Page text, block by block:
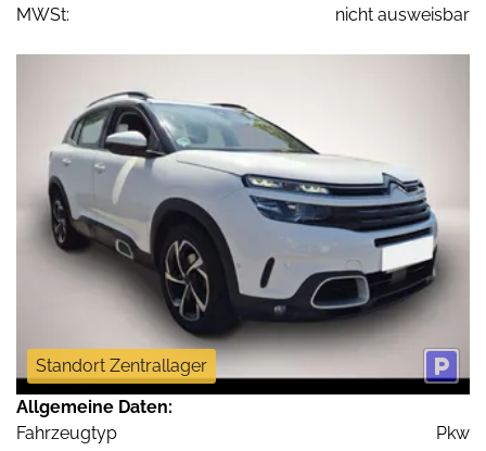
MWSt:
nicht ausweisbar
Standort Zentrallager
Allgemeine Daten:
Fahrzeugtyp
Pkw